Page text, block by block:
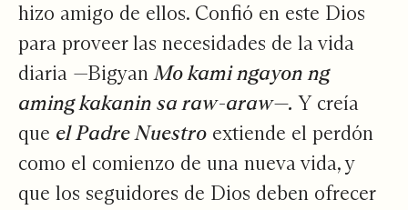
hizo amigo de ellos. Confió en este Dios
para proveer las necesidades de la vida
diaria —BigyanMo kami ngayon ng
aming kakanin sa raw-araw—. Y creía
que el Padre Nuestro extiende el perdón
como el comienzo de una nueva vida, y
que los seguidores de Dios deben ofrecer